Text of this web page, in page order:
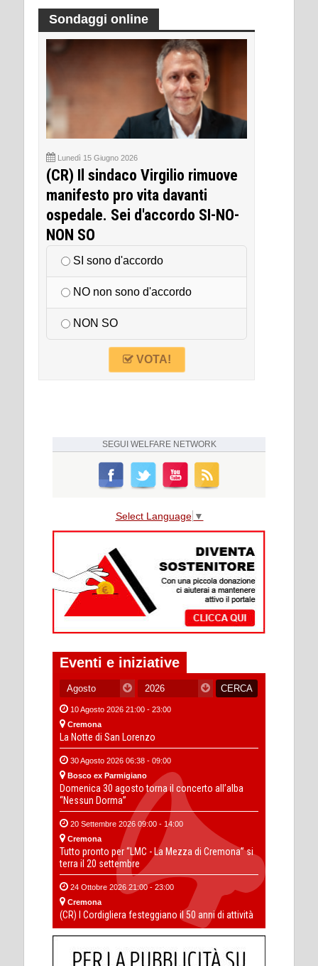
Sondaggi online
Lunedì 15 Giugno 2026
(CR) Il sindaco Virgilio rimuove
manifesto pro vita davanti
ospedale. Sei d'accordo SI-NO-
NON SO
SI sono d'accordo
NO non sono d'accordo
NON SO
VOTA!
SEGUI WELFARE NETWORK
Select Language ▼
Eventi e iniziative
10 Agosto 2026 21:00 - 23:00
Cremona
La Notte di San Lorenzo
30 Agosto 2026 06:38 - 09:00
Bosco ex Parmigiano
Domenica 30 agosto torna il concerto all’alba
“Nessun Dorma”
20 Settembre 2026 09:00 - 14:00
Cremona
Tutto pronto per “LMC - La Mezza di Cremona” si
terra il 20 settembre
24 Ottobre 2026 21:00 - 23:00
Cremona
(CR) I Cordigliera festeggiano il 50 anni di attività